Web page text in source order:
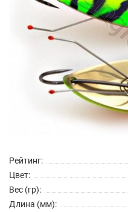
Рейтинг:
Цвет:
Вес (гр):
Длина (мм):